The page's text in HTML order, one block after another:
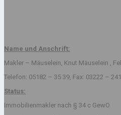
Name und Anschrift:
Makler – Mäuselein, Knut Mäuselein ,
Telefon: 05182 – 35 39, Fax: 03222 –
Status:
Immobilienmakler nach § 34 c GewO